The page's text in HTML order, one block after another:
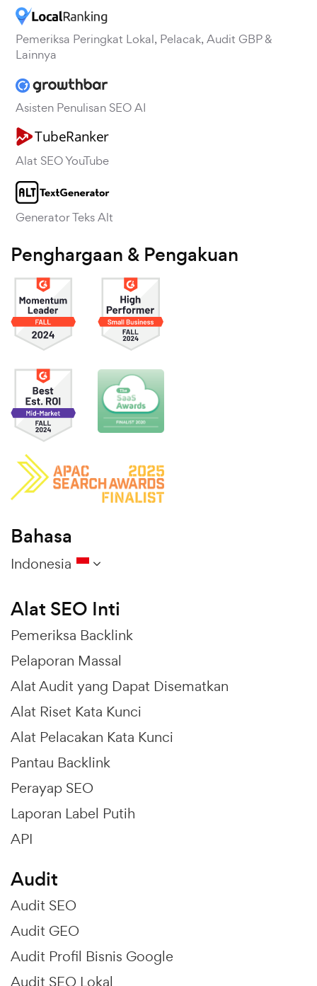
Pemeriksa Peringkat Lokal, Pelacak, Audit GBP &
Lainnya
Asisten Penulisan SEO AI
Alat SEO YouTube
Generator Teks Alt
Penghargaan & Pengakuan
Bahasa
Indonesia
Alat SEO Inti
Pemeriksa Backlink
Pelaporan Massal
Alat Audit yang Dapat Disematkan
Alat Riset Kata Kunci
Alat Pelacakan Kata Kunci
Pantau Backlink
Perayap SEO
Laporan Label Putih
API
Audit
Audit SEO
Audit GEO
Audit Profil Bisnis Google
Audit SEO Lokal